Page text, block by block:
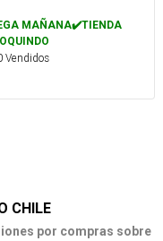
MAÑANA✔️TIENDA
Vendidos
CHILE
por compras sobre